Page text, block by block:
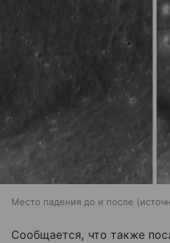
Место падения до и после
Сообщается, что также